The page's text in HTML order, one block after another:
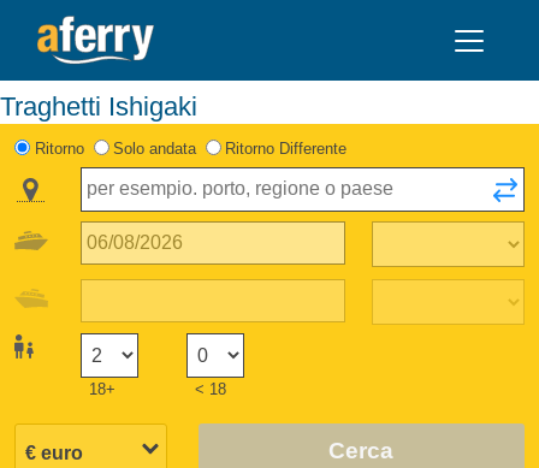
Traghetti Ishigaki
Ritorno Solo andata Ritorno Differente
18+ < 18
Cerca